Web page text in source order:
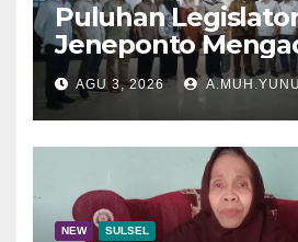
Puluhan
Jeneponto
Disdik Sulsel
AGU 3, 2026
NEW SULSEL